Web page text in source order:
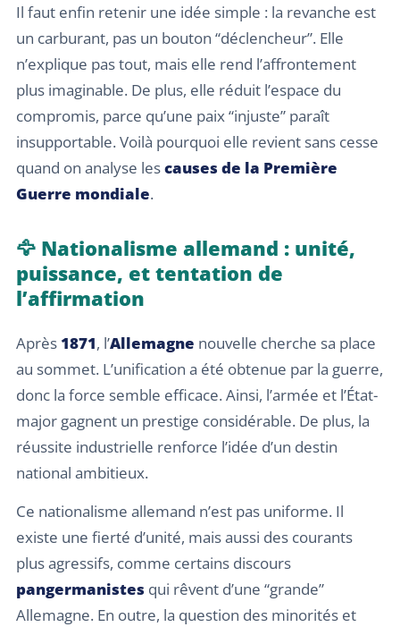
Il faut enfin retenir une idée simple : la revanche est
un carburant, pas un bouton “déclencheur”. Elle
n’explique pas tout, mais elle rend l’affrontement
plus imaginable. De plus, elle réduit l’espace du
compromis, parce qu’une paix “injuste” paraît
insupportable. Voilà pourquoi elle revient sans cesse
quand on analyse lescauses de la Première
Guerre mondiale.
🦅 Nationalisme allemand : unité,
puissance, et tentation de
l’affirmation
Après 1871, l’Allemagne nouvelle cherche sa place
au sommet. L’unification a été obtenue par la guerre,
donc la force semble efficace. Ainsi, l’armée et l’État-
major gagnent un prestige considérable. De plus, la
réussite industrielle renforce l’idée d’un destin
national ambitieux.
Ce nationalisme allemand n’est pas uniforme. Il
existe une fierté d’unité, mais aussi des courants
plus agressifs, comme certains discours
pangermanistes qui rêvent d’une “grande”
Allemagne. En outre, la question des minorités et